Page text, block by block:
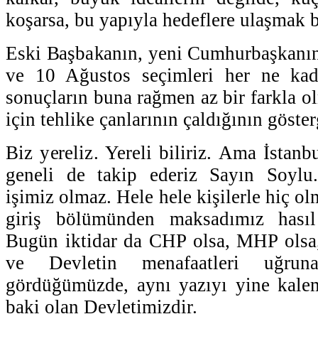
koşarsa, bu yapıyla hedeflere
Eski Başbakanın, yeni
ve 10 Ağustos seçimleri her ne
sonuçların buna rağmen az bir farkla
için tehlike çanlarının çaldığının
Biz yereliz. Yereli biliriz. Ama
geneli de takip ederiz Sayın
işimiz olmaz. Hele hele kişilerle hiç
giriş bölümünden maksadımız
Bugün iktidar da CHP olsa, MHP
ve Devletin menafaatleri
gördüğümüzde, aynı yazıyı yine
baki olan Devletimizdir.